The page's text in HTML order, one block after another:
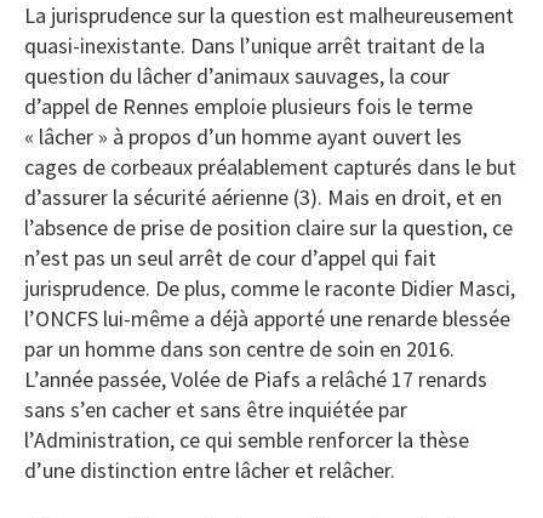
La jurisprudence sur la question est malheureusement
quasi-inexistante. Dans l’unique arrêt traitant de la
question du lâcher d’animaux sauvages, la cour
d’appel de Rennes emploie plusieurs fois le terme
« lâcher » à propos d’un homme ayant ouvert les
cages de corbeaux préalablement capturés dans le but
d’assurer la sécurité aérienne (3). Mais en droit, et en
l’absence de prise de position claire sur la question, ce
n’est pas un seul arrêt de cour d’appel qui fait
jurisprudence. De plus, comme le raconte Didier Masci,
l’ONCFS lui-même a déjà apporté une renarde blessée
par un homme dans son centre de soin en 2016.
L’année passée, Volée de Piafs a relâché 17 renards
sans s’en cacher et sans être inquiétée par
l’Administration, ce qui semble renforcer la thèse
d’une distinction entre lâcher et relâcher.